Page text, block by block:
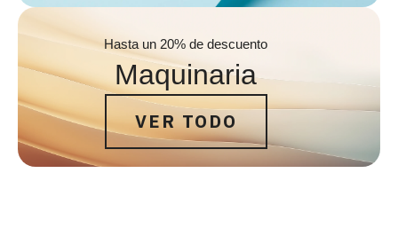
Hasta un 20% de descuento
Maquinaria
VER TODO